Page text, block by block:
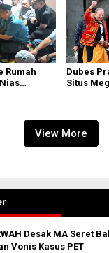
Rumah
Dubes
Situs
View More
Desak MA Seret
Vonis Kasus PET